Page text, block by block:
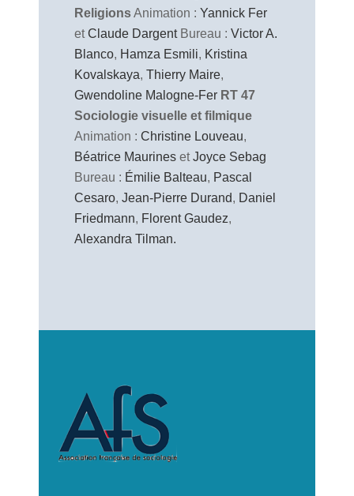
ReligionsAnimation : Yannick Fer
etClaude DargentBureau : Victor A.
Blanco, Hamza Esmili, Kristina
Kovalskaya, Thierry Maire,
Gwendoline Malogne-Fer RT 47
Sociologie visuelle et filmique
Animation : Christine Louveau,
Béatrice Maurines etJoyce Sebag
Bureau : Émilie Balteau, Pascal
Cesaro, Jean-Pierre Durand, Daniel
Friedmann, Florent Gaudez,
Alexandra Tilman.